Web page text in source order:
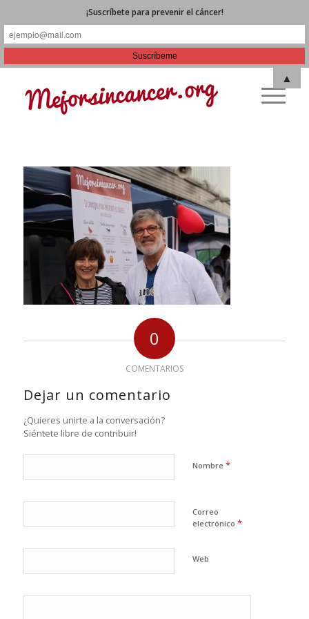
0
COMENTARIOS
Dejar un comentario
¿Quieres unirte a la conversación?
Siéntete libre de contribuir!
Nombre *
Correo
electrónico *
Web
¡Suscríbete para prevenir el cáncer!
▲